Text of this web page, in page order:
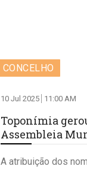
CONCELHO
10 Jul 2025 11:00 AM
Toponímia
Assembleia
A atribuição dos